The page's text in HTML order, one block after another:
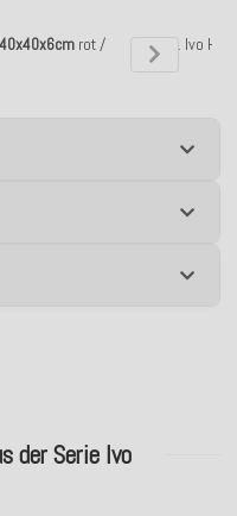
40x40x6cmrot /
H.O.C.K. Ivo
der Serie Ivo